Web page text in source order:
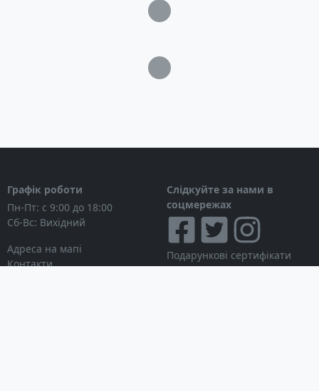
Загрузка...
Загрузка...
Графік роботи
Пн-Пт: с 9:00 до 18:00
Сб-Вс: Вихідний
Адреса на мапі
Контакти
Слідкуйте за нами в
соцмережах
Подарункові сертифікати
Дисконтні картки